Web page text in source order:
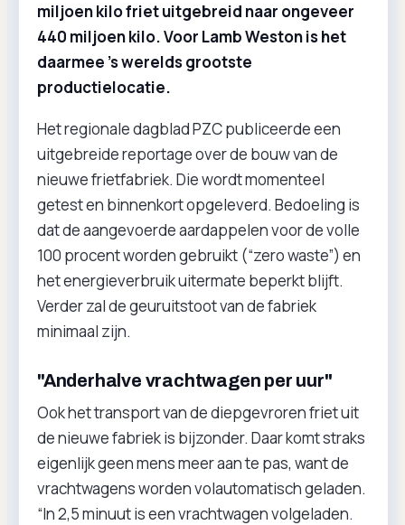
miljoen kilo friet uitgebreid naar ongeveer
440 miljoen kilo. Voor Lamb Weston is het
daarmee ’s werelds grootste
productielocatie.
Het regionale dagblad PZC publiceerde een
uitgebreide reportage over de bouw van de
nieuwe frietfabriek. Die wordt momenteel
getest en binnenkort opgeleverd. Bedoeling is
dat de aangevoerde aardappelen voor de volle
100 procent worden gebruikt (“zero waste”) en
het energieverbruik uitermate beperkt blijft.
Verder zal de geuruitstoot van de fabriek
minimaal zijn.
"Anderhalve vrachtwagen per uur"
Ook het transport van de diepgevroren friet uit
de nieuwe fabriek is bijzonder. Daar komt straks
eigenlijk geen mens meer aan te pas, want de
vrachtwagens worden volautomatisch geladen.
“In 2,5 minuut is een vrachtwagen volgeladen.